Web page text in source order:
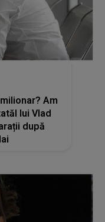
Am
lui Vlad
după